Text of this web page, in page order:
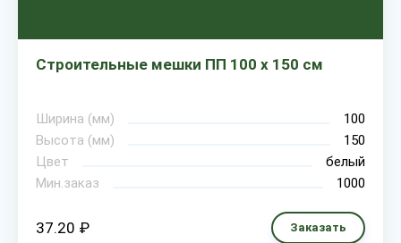
Строительные мешки ПП 100 х 150 см
Ширина (мм)
100
Высота (мм)
150
Цвет
белый
Мин.заказ
1000
37.20 ₽ Заказать